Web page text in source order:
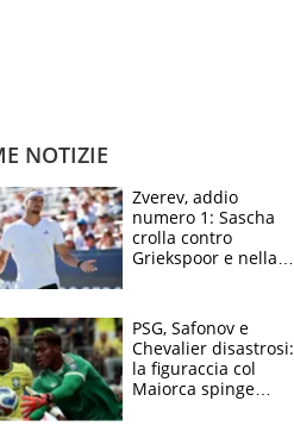
NOTIZIE
Zverev, addio
numero 1: Sascha
crolla contro
Griekspoor e nella
terzo. Quanti malori
a Montreal
PSG, Safonov e
Chevalier disastrosi:
la figuraccia col
Maiorca spinge